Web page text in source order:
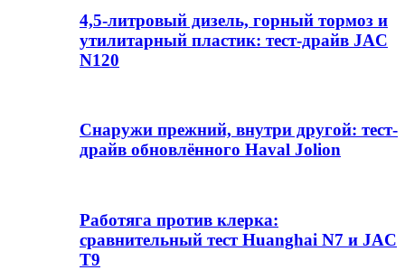
4,5-литровый дизель, горный тормоз и
утилитарный пластик: тест-драйв JAC
N120
Снаружи прежний, внутри другой: тест-
драйв обновлённого Haval Jolion
Работяга против клерка:
сравнительный тест Huanghai N7 и JAC
T9